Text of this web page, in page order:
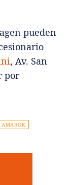
pueden
, Av. San
por
AMAROK